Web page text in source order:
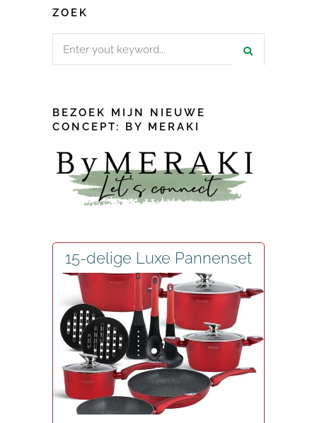
ZOEK
Search
BEZOEK MIJN NIEUWE
CONCEPT: BY MERAKI
15-delige Luxe Pannenset